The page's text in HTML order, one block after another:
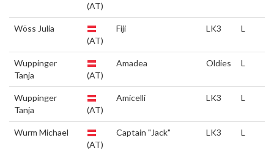
(AT)
Wöss Julia
(AT)
Fiji LK3 L
Wuppinger
Tanja
(AT)
Amadea Oldies L
Wuppinger
Tanja
(AT)
Amicelli LK3 L
Wurm Michael
(AT)
Captain "Jack" LK3 L